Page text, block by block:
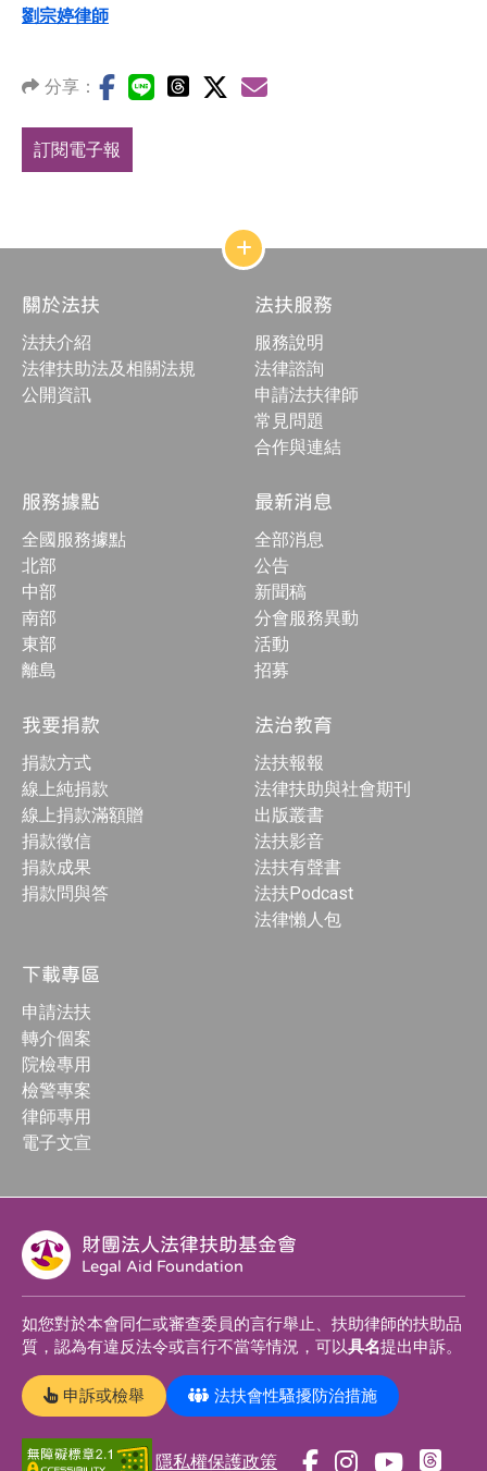
劉宗婷律師
分享：
訂閱電子報
網
站
構
合
按
鈕
關於法扶
法扶介紹
法律扶助法及相關法規
公開資訊
法扶服務
服務說明
法律諮詢
申請法扶律師
常見問題
合作與連結
服務據點
全國服務據點
北部
中部
南部
東部
離島
最新消息
全部消息
公告
新聞稿
分會服務異動
活動
招募
我要捐款
捐款方式
線上純捐款
線上捐款滿額贈
捐款徵信
捐款成果
捐款問與答
法治教育
法扶報報
法律扶助與社會期刊
出版叢書
法扶影音
法扶有聲書
法扶Podcast
法律懶人包
下載專區
申請法扶
轉介個案
院檢專用
檢警專案
律師專用
電子文宣
財團法人法律扶助基金會
Legal Aid Foundation
如您對於本會同仁或審查委員的言行舉止、扶助律師的扶助品
質，認為有違反法令或言行不當等情況，可以具名提出申訴。
申訴或檢舉 法扶會性騷擾防治措施
隱私權保護政策